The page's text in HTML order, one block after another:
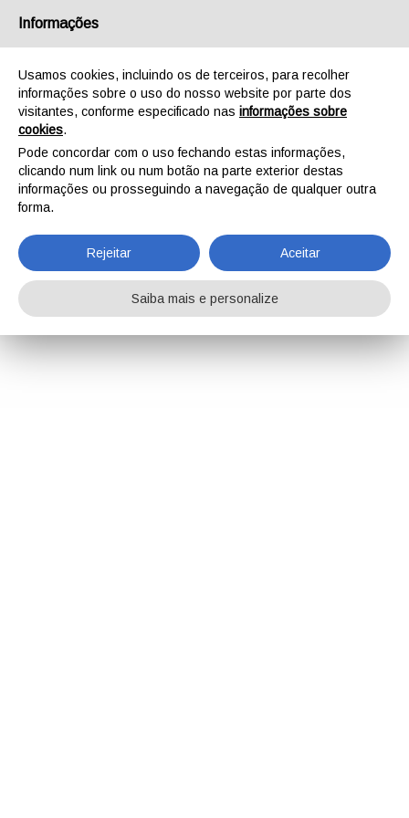
Informações
Usamos cookies, incluindo os de terceiros, para recolher
informações sobre o uso do nosso website por parte dos
visitantes, conforme especificado nas informações sobre
cookies.
Pode concordar com o uso fechando estas informações,
clicando num link ou num botão na parte exterior destas
informações ou prosseguindo a navegação de qualquer outra
forma.
Rejeitar Aceitar
Saiba mais e personalize